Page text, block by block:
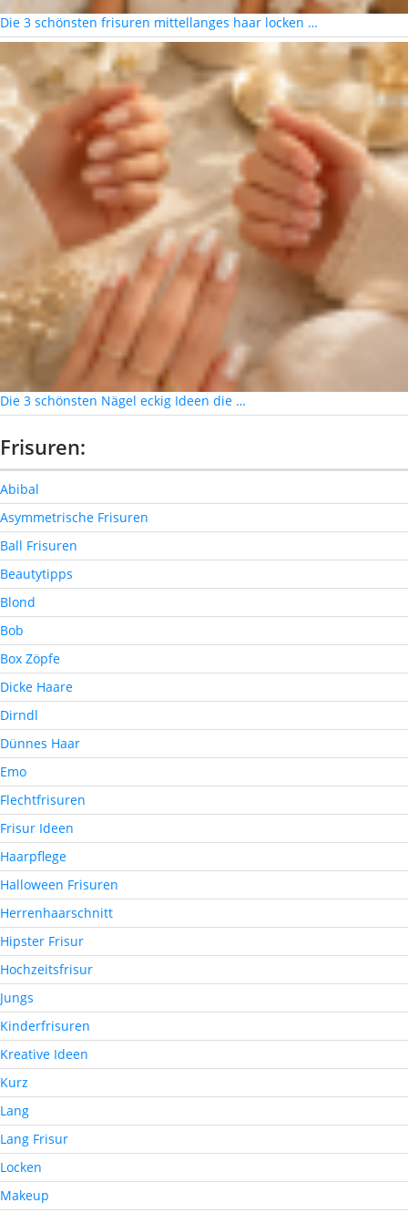
Die 3 schönsten frisuren mittellanges haar locken …
Die 3 schönsten Nägel eckig Ideen die …
Frisuren:
Abibal
Asymmetrische Frisuren
Ball Frisuren
Beautytipps
Blond
Bob
Box Zöpfe
Dicke Haare
Dirndl
Dünnes Haar
Emo
Flechtfrisuren
Frisur Ideen
Haarpflege
Halloween Frisuren
Herrenhaarschnitt
Hipster Frisur
Hochzeitsfrisur
Jungs
Kinderfrisuren
Kreative Ideen
Kurz
Lang
Lang Frisur
Locken
Makeup